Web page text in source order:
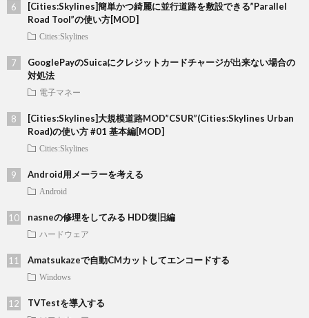
[Cities:Skylines]簡単かつ綺麗に並行道路を敷設できる”Parallel
Road Tool”の使い方[MOD]
Cities:Skylines
GooglePayのSuicaにクレジットカードチャージが出来ない場合の
対処法
電子マネー
[Cities:Skylines]大規模道路MOD”CSUR”(Cities:Skylines Urban
Road)の使い方 #01 基本編[MOD]
Cities:Skylines
Android用メーラーを考える
Android
nasneの修理をしてみる HDD復旧編
ハードウェア
Amatsukazeで自動CMカットしてエンコードする
Windows
TVTestを導入する